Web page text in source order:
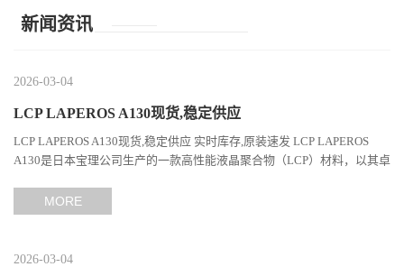
新闻资讯
2026-03-04
LCP LAPEROS A130现货,稳定供应
LCP LAPEROS A130现货,稳定供应 实时库存,原装速发 LCP LAPEROS
A130是日本宝理公司生产的一款高性能液晶聚合物（LCP）材料，以其卓
MORE
2026-03-04